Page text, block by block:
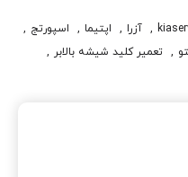
, آزرا , اپتيما , اسپورتج ,
, تعمير کليد شيشه بالابر ,